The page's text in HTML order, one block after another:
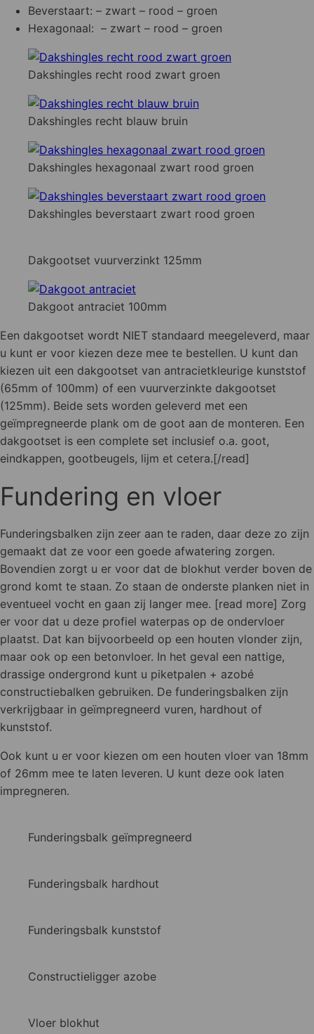
Beverstaart: – zwart – rood – groen
Hexagonaal: – zwart – rood – groen
Dakshingles recht rood zwart groen
Dakshingles recht blauw bruin
Dakshingles hexagonaal zwart rood groen
Dakshingles beverstaart zwart rood groen
Dakgootset vuurverzinkt 125mm
Dakgoot antraciet 100mm
Een dakgootset wordt NIET standaard meegeleverd, maar
u kunt er voor kiezen deze mee te bestellen. U kunt dan
kiezen uit een dakgootset van antracietkleurige kunststof
(65mm of 100mm) of een vuurverzinkte dakgootset
(125mm). Beide sets worden geleverd met een
geïmpregneerde plank om de goot aan de monteren. Een
dakgootset is een complete set inclusief o.a. goot,
eindkappen, gootbeugels, lijm et cetera.[/read]
Fundering en vloer
Funderingsbalken zijn zeer aan te raden, daar deze zo zijn
gemaakt dat ze voor een goede afwatering zorgen.
Bovendien zorgt u er voor dat de blokhut verder boven de
grond komt te staan. Zo staan de onderste planken niet in
eventueel vocht en gaan zij langer mee. [read more] Zorg
er voor dat u deze profiel waterpas op de ondervloer
plaatst. Dat kan bijvoorbeeld op een houten vlonder zijn,
maar ook op een betonvloer. In het geval een nattige,
drassige ondergrond kunt u piketpalen + azobé
constructiebalken gebruiken. De funderingsbalken zijn
verkrijgbaar in geïmpregneerd vuren, hardhout of
kunststof.
Ook kunt u er voor kiezen om een houten vloer van 18mm
of 26mm mee te laten leveren. U kunt deze ook laten
impregneren.
Funderingsbalk geïmpregneerd
Funderingsbalk hardhout
Funderingsbalk kunststof
Constructieligger azobe
Vloer blokhut